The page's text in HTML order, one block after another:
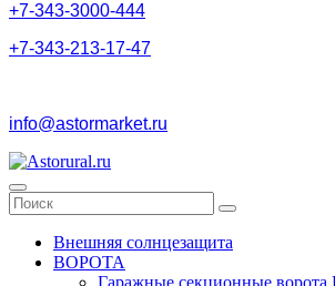
+7-343-3000-444
+7-343-213-17-47
info@astormarket.ru
Внешняя солнцезащита
ВОРОТА
Гаражные секционные ворота